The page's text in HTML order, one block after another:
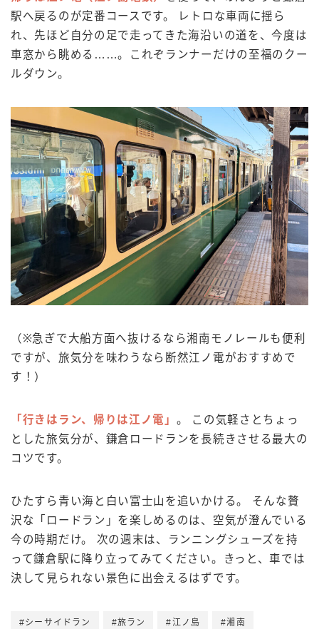
駅へ戻るのが定番コースです。 レトロな車両に揺ら
れ、先ほど自分の足で走ってきた海沿いの道を、今度は
車窓から眺める……。これぞランナーだけの至福のクー
ルダウン。
（※急ぎで大船方面へ抜けるなら湘南モノレールも便利
ですが、旅気分を味わうなら断然江ノ電がおすすめで
す！）
「行きはラン、帰りは江ノ電」 。 この気軽さとちょっ
とした旅気分が、鎌倉ロードランを長続きさせる最大の
コツです。
ひたすら青い海と白い富士山を追いかける。 そんな贅
沢な「ロードラン」を楽しめるのは、空気が澄んでいる
今の時期だけ。 次の週末は、ランニングシューズを持
って鎌倉駅に降り立ってみてください。きっと、車では
決して見られない景色に出会えるはずです。
#シーサイドラン #旅ラン #江ノ島 #湘南